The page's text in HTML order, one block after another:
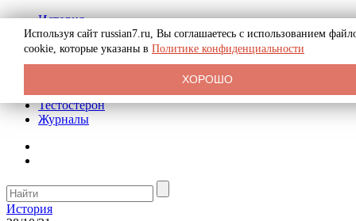
История
Биография
Криминал
Реклама на сайте
Тестостерон
Журналы
История
Используя сайт russian7.ru, Вы соглашаетесь с использованием
cookie, которые указаны в Политике конфиденциальности
ХОРОШО